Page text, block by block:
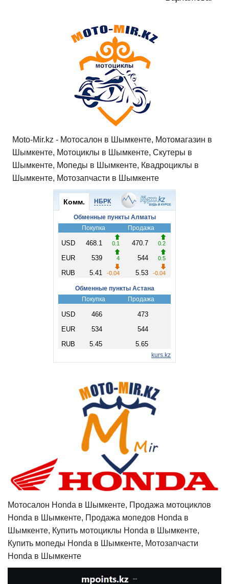
Moto-Mir.kz - Мотосалон в Шымкенте, Мотомагазин в
Шымкенте, Мотоциклы в Шымкенте, Скутеры в
Шымкенте, Мопеды в Шымкенте, Квадроциклы в
Шымкенте, Мотозапчасти в Шымкенте
Мотосалон Honda в Шымкенте, Продажа мотоциклов
Honda в Шымкенте, Продажа мопедов Honda в
Шымкенте, Купить мотоциклы Honda в Шымкенте,
Купить мопеды Honda в Шымкенте, Мотозапчасти
Honda в Шымкенте